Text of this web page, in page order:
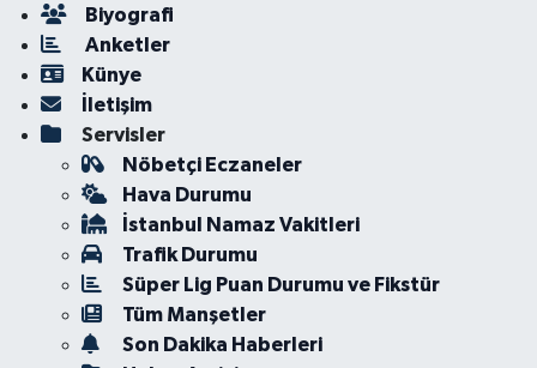
Biyografi
Anketler
Künye
İletişim
Servisler
Nöbetçi Eczaneler
Hava Durumu
İstanbul Namaz Vakitleri
Trafik Durumu
Süper Lig Puan Durumu ve Fikstür
Tüm Manşetler
Son Dakika Haberleri